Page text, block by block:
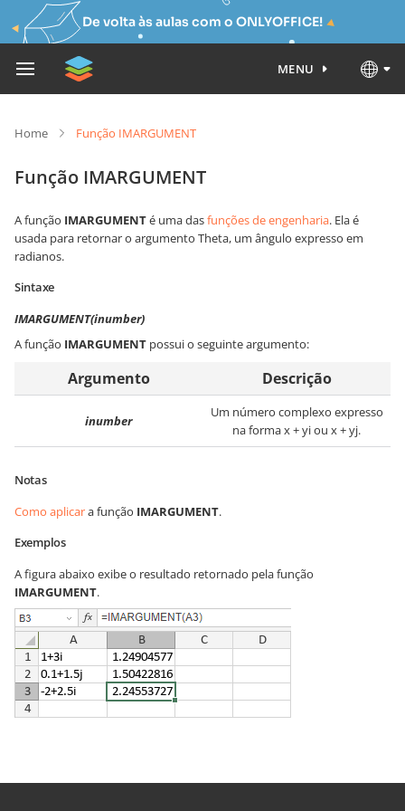
De volta às aulas com o ONLYOFFICE!
MENU
Home Função IMARGUMENT
Função IMARGUMENT
A função IMARGUMENTé uma dasfunções de engenharia. Ela é
usada para retornar o argumento Theta, um ângulo expresso em
radianos.
Sintaxe
IMARGUMENT(inumber)
A função IMARGUMENT possui o seguinte argumento:
Argumento Descrição
inumber
Um número complexo expresso
na forma x + yi ou x + yj.
Notas
Como aplicara função IMARGUMENT.
Exemplos
A figura abaixo exibe o resultado retornado pela função
IMARGUMENT.